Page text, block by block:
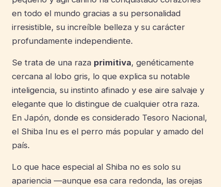
en todo el mundo gracias a su personalidad
irresistible, su increíble belleza y su carácter
profundamente independiente.
Se trata de una raza primitiva, genéticamente
cercana al lobo gris, lo que explica su notable
inteligencia, su instinto afinado y ese aire salvaje y
elegante que lo distingue de cualquier otra raza.
En Japón, donde es considerado Tesoro Nacional,
el Shiba Inu es el perro más popular y amado del
país.
Lo que hace especial al Shiba no es solo su
apariencia —aunque esa cara redonda, las orejas